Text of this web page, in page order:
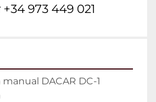
+34 973 449 021
DACAR DC-1